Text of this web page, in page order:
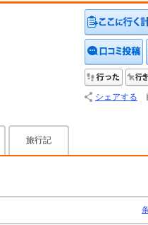
行った
シェアする
旅行記